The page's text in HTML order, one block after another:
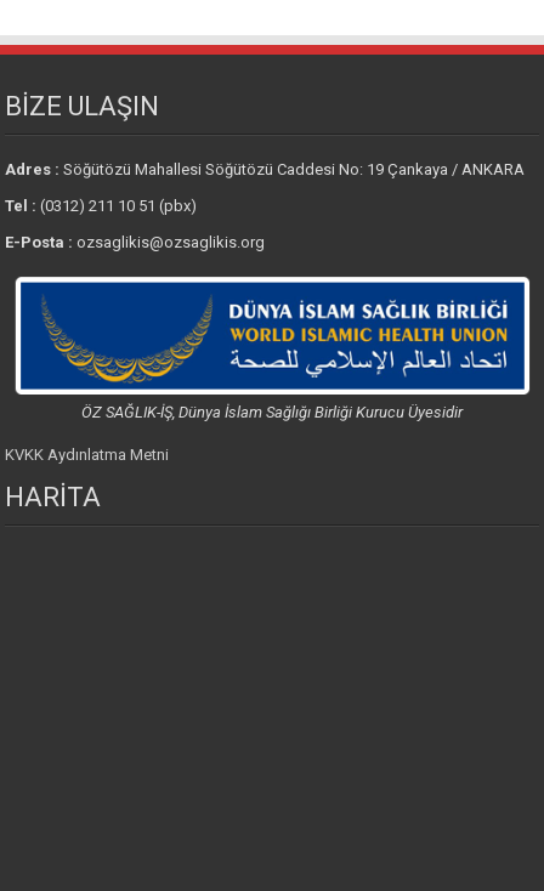
BİZE ULAŞIN
Adres :Söğütözü Mahallesi Söğütözü Caddesi No: 19 Çankaya / ANKARA
Tel : (0312) 211 10 51 (pbx)
E-Posta : ozsaglikis@ozsaglikis.org
ÖZ SAĞLIK-İŞ, Dünya İslam Sağlığı Birliği Kurucu Üyesidir
KVKK Aydınlatma Metni
HARİTA